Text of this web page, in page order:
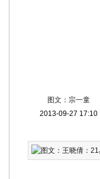
图文：宗一童
2013-09-27 17:10